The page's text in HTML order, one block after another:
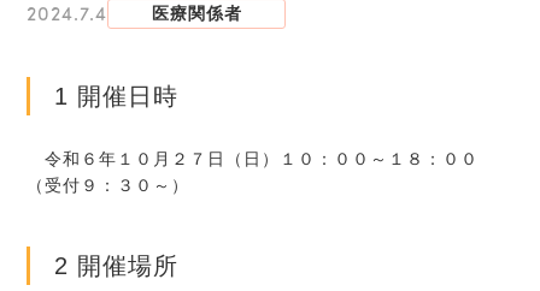
2024.7.4 医療関係者
1 開催日時
令和６年１０月２７日（日）１０：００～１８：００
（受付９：３０～）
2 開催場所